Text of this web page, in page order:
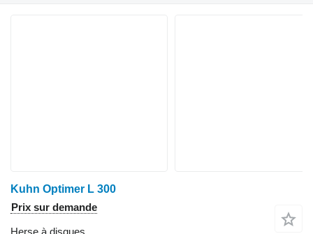
Kuhn Optimer L 300
Prix sur demande
Herse à disques